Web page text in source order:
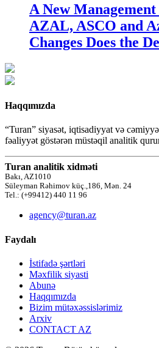
A New
AZAL, ASCO and
Changes Does the
Haqqımızda
“Turan” siyasət, iqtisadiyyat və
fəaliyyət göstərən müstəqil analitik
Turan analitik xidməti
Bakı, AZ1010
Süleyman Rəhimov küç.,186, Mən. 24
Tel.: (+99412) 440 11 96
agency@turan.az
Faydalı
İstifadə şərtləri
Məxfilik siyasti
Abunə
Haqqımızda
Bizim mütəxəssislərimiz
Arxiv
CONTACT AZ